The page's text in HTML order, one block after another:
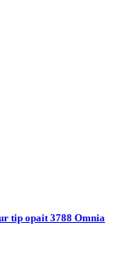
tip opait 3788 Omnia